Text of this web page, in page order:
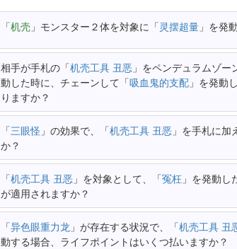
「机壳 」モンスター２体を対象に「灵摆超量 」を発
相手が手札の「机壳工具 丑恶 」をペンデュラムゾ
動した時に、チェーンして「吸血鬼的支配 」を発動
りますか？
「三眼怪 」の効果で、「机壳工具 丑恶 」を手札に加
か？
「机壳工具 丑恶 」を対象として、「冤枉 」を発動
が適用されますか？
「异色眼重力龙 」が存在する状況で、「机壳工具 丑
動する場合、ライフポイントはいくつ払いますか？